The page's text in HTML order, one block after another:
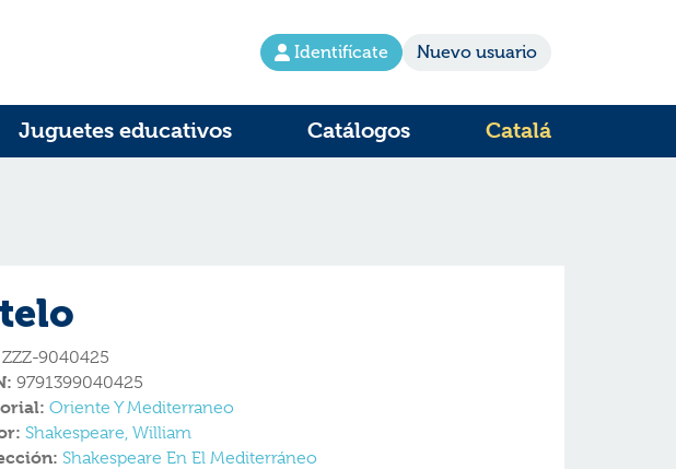
Identifícate Nuevo usuario
Juguetes educativos Catálogos Catalá
ZZZ-9040425
9791399040425
Oriente Y Mediterraneo
Shakespeare, William
Shakespeare En El Mediterráneo